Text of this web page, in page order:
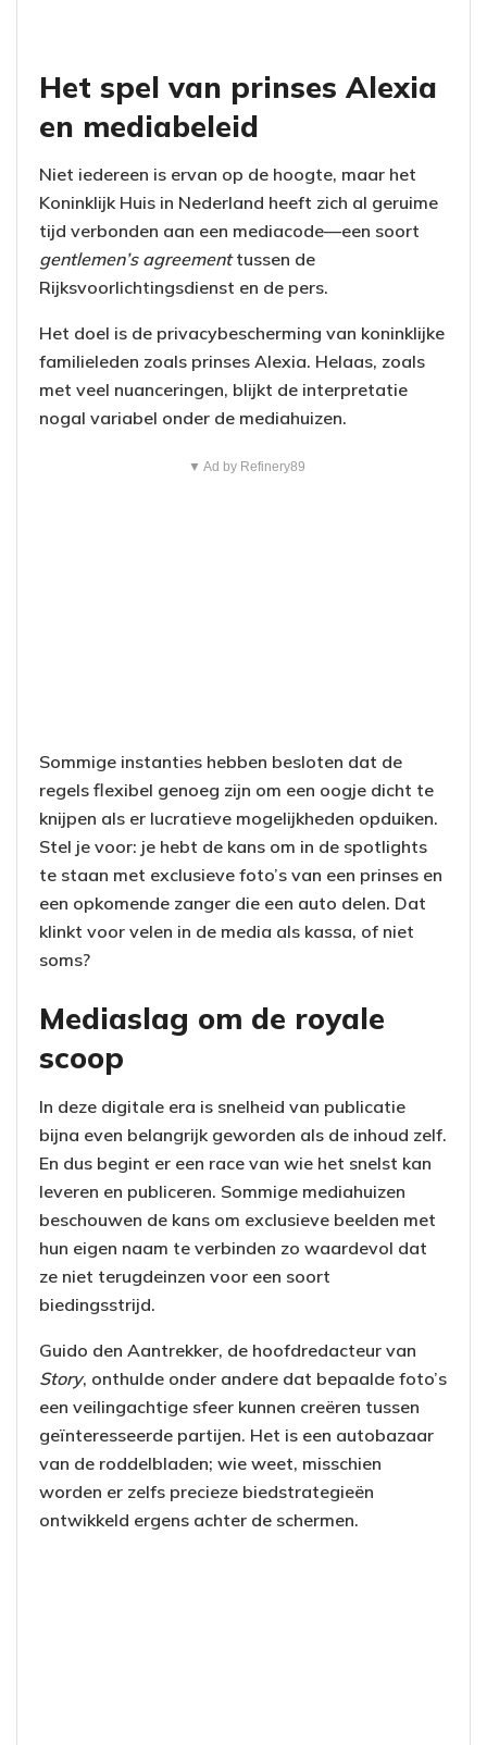
Het spel van prinses Alexia
en mediabeleid
Niet iedereen is ervan op de hoogte, maar het
Koninklijk Huis in Nederland heeft zich al geruime
tijd verbonden aan een mediacode—een soort
gentlemen’s agreementtussen de
Rijksvoorlichtingsdienst en de pers.
Het doel is de privacybescherming van koninklijke
familieleden zoals prinses Alexia. Helaas, zoals
met veel nuanceringen, blijkt de interpretatie
nogal variabel onder de mediahuizen.
▼ Ad by Refinery89
Sommige instanties hebben besloten dat de
regels flexibel genoeg zijn om een oogje dicht te
knijpen als er lucratieve mogelijkheden opduiken.
Stel je voor: je hebt de kans om in de spotlights
te staan met exclusieve foto’s van een prinses en
een opkomende zanger die een auto delen. Dat
klinkt voor velen in de media als kassa, of niet
soms?
Mediaslag om de royale
scoop
In deze digitale era is snelheid van publicatie
bijna even belangrijk geworden als de inhoud zelf.
En dus begint er een race van wie het snelst kan
leveren en publiceren. Sommige mediahuizen
beschouwen de kans om exclusieve beelden met
hun eigen naam te verbinden zo waardevol dat
ze niet terugdeinzen voor een soort
biedingsstrijd.
Guido den Aantrekker, de hoofdredacteur van
Story, onthulde onder andere dat bepaalde foto’s
een veilingachtige sfeer kunnen creëren tussen
geïnteresseerde partijen. Het is een autobazaar
van de roddelbladen; wie weet, misschien
worden er zelfs precieze biedstrategieën
ontwikkeld ergens achter de schermen.